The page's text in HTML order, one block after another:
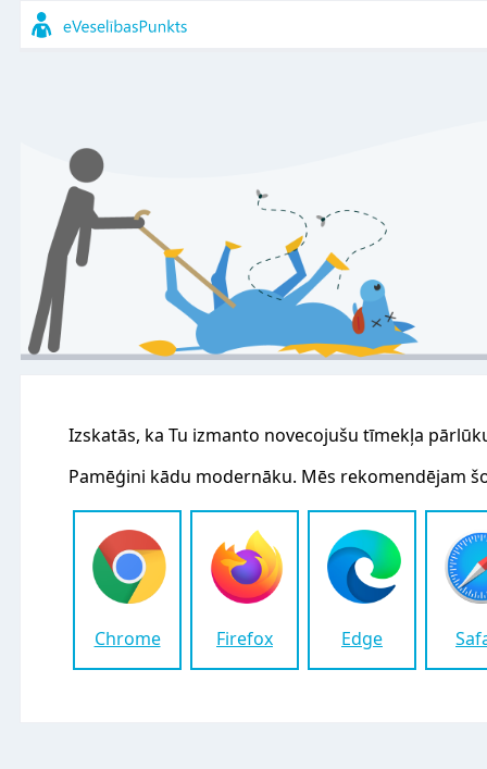
Izskatās, ka Tu izmanto novecojušu tīmekļa
Pamēģini kādu modernāku. Mēs rekomendējam
Chrome Firefox Edge